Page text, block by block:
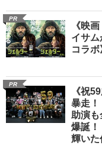
PR
《映
イサム
コラボ
PR
《祝
暴走！
助演も
爆誕！
輝いた